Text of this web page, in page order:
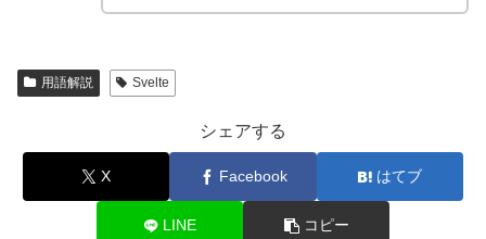
用語解説 Svelte
シェアする
X Facebook はてブ
LINE コピー